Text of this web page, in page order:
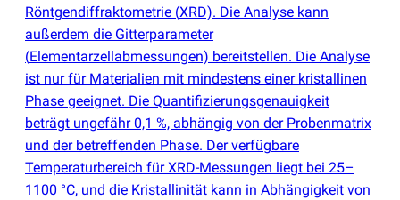
Röntgendiffraktometrie (XRD). Die Analyse kann
außerdem die Gitterparameter
(Elementarzellabmessungen) bereitstellen. Die Analyse
ist nur für Materialien mit mindestens einer kristallinen
Phase geeignet. Die Quantifizierungsgenauigkeit
beträgt ungefähr 0,1 %, abhängig von der Probenmatrix
und der betreffenden Phase. Der verfügbare
Temperaturbereich für XRD-Messungen liegt bei 25–
1100 °C, und die Kristallinität kann in Abhängigkeit von